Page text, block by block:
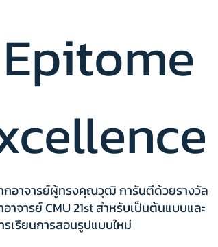
InnoMind Lab
กอาจารย์ผู้ทรงคุณวุฒิ การันตีด้วยรางวัล
าจารย์ CMU 21st สำหรับเป็นต้นแบบและ
รเรียนการสอนรูปแบบใหม่